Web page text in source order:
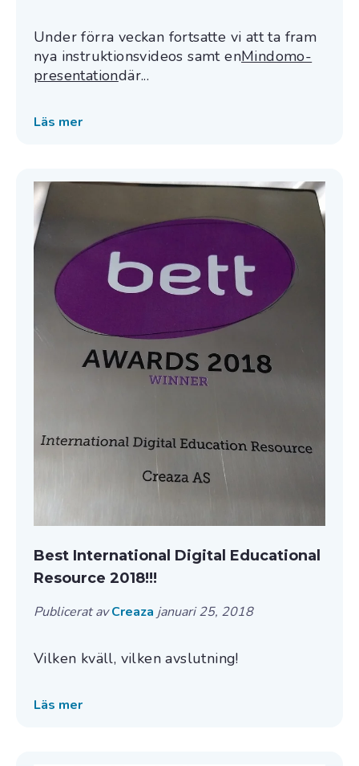
Under förra veckan fortsatte vi att ta fram
nya instruktionsvideos samt enMindomo-
presentationdär...
Läs mer
Best International Digital Educational
Resource 2018!!!
Publicerat avCreaza januari 25, 2018
Vilken kväll, vilken avslutning!
Läs mer